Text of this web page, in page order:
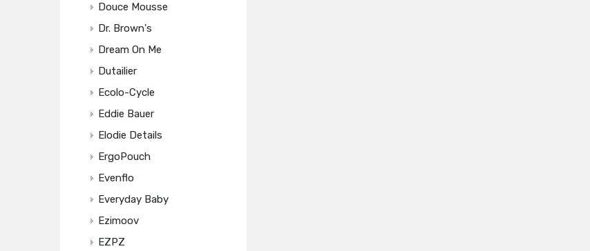
Douce Mousse
Dr. Brown's
Dream On Me
Dutailier
Ecolo-Cycle
Eddie Bauer
Elodie Details
ErgoPouch
Evenflo
Everyday Baby
Ezimoov
EZPZ